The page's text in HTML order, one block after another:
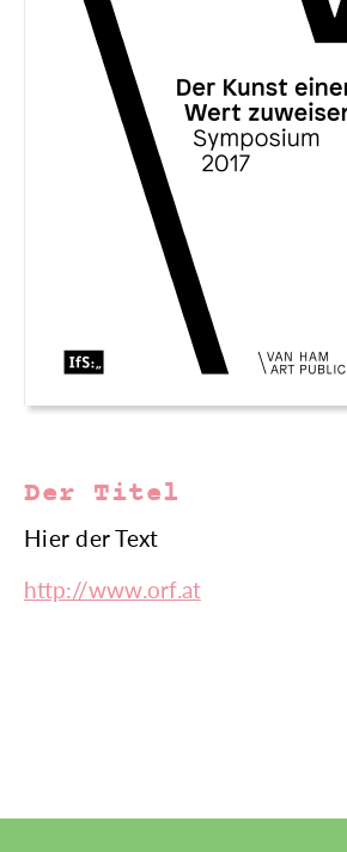
Der Titel
Hier der Text
http://www.orf.at